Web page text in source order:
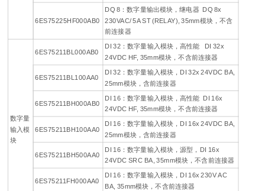
6ES75225HF000AB0
DQ 8：数字量输出模块，继电器 DQ 8x
230VAC/ 5A ST (RELAY), 35mm模块，不含
前连接器
数字量
输入模
块
6ES75211BL000AB0
DI 32：数字量输入模块，高性能 DI 32x
24VDC HF, 35mm模块，不含前连接器
6ES75211BL100AA0
DI 32：数字量输入模块，DI 32x 24VDC BA,
25mm模块，含前连接器
6ES75211BH000AB0
DI 16：数字量输入模块，高性能 DI 16x
24VDC HF, 35mm模块，不含前连接器
6ES75211BH100AA0
DI 16：数字量输入模块，DI 16x 24VDC BA,
25mm模块，含前连接器
6ES75211BH500AA0
DI 16：数字量输入模块，源型，DI 16x
24VDC SRC BA, 35mm模块，不含前连接器
6ES75211FH000AA0
DI 16：数字量输入模块，DI 16x 230V AC
BA, 35mm模块，不含前连接器